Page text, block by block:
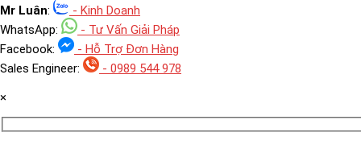
Mr Luân:
- Kinh Doanh
WhatsApp:
- Tư Vấn Giải Pháp
Facebook:
- Hỗ Trợ Đơn Hàng
Sales Engineer:
- 0989 544 978
×